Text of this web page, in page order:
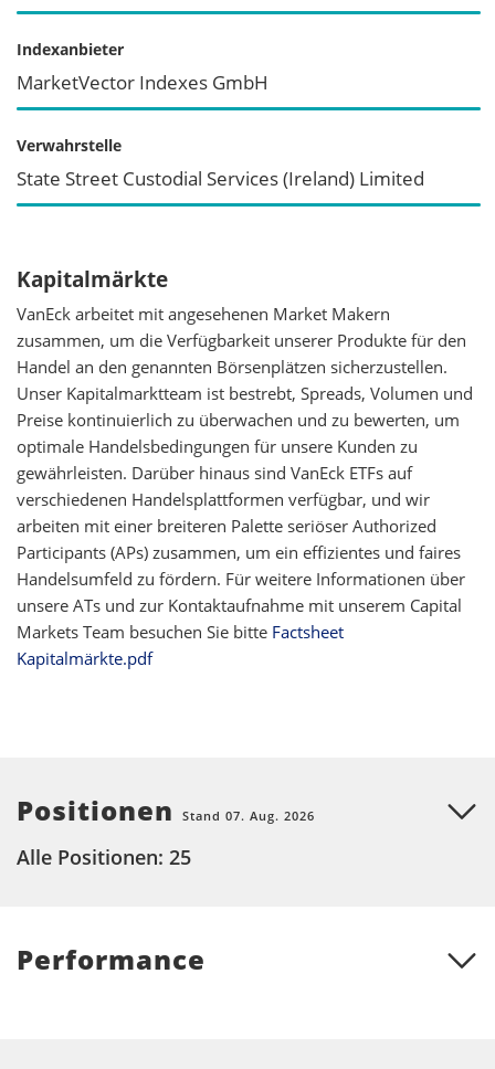
Indexanbieter
MarketVector Indexes GmbH
Verwahrstelle
State Street Custodial Services (Ireland) Limited
Kapitalmärkte
VanEck arbeitet mit angesehenen Market Makern
zusammen, um die Verfügbarkeit unserer Produkte für den
Handel an den genannten Börsenplätzen sicherzustellen.
Unser Kapitalmarktteam ist bestrebt, Spreads, Volumen und
Preise kontinuierlich zu überwachen und zu bewerten, um
optimale Handelsbedingungen für unsere Kunden zu
gewährleisten. Darüber hinaus sind VanEck ETFs auf
verschiedenen Handelsplattformen verfügbar, und wir
arbeiten mit einer breiteren Palette seriöser Authorized
Participants (APs) zusammen, um ein effizientes und faires
Handelsumfeld zu fördern. Für weitere Informationen über
unsere ATs und zur Kontaktaufnahme mit unserem Capital
Markets Team besuchen Sie bitte Factsheet
Kapitalmärkte.pdf
Positionen Stand 07. Aug. 2026
Alle Positionen: 25
Performance